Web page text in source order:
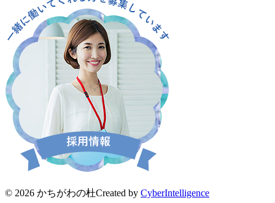
© 2026 かちがわの杜Created by CyberIntelligence